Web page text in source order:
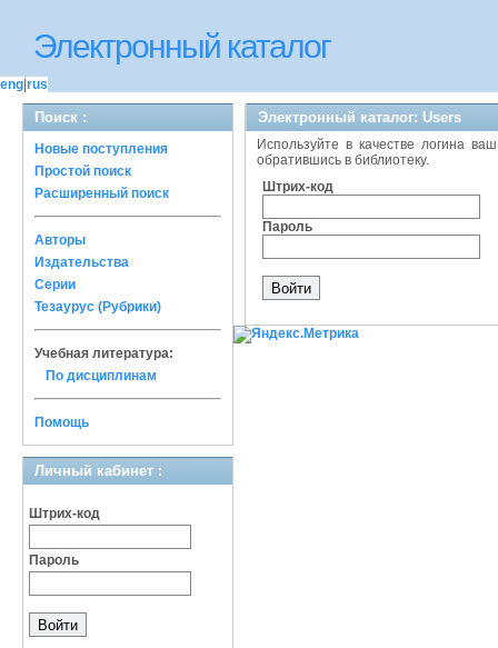
Электронный каталог
eng rus
Поиск :
Новые поступления
Простой поиск
Расширенный поиск
Авторы
Издательства
Серии
Тезаурус (Рубрики)
Учебная литература:
По дисциплинам
Помощь
Личный кабинет :
Штрих-код
Пароль
Электронный каталог: Users
Используйте в качестве логина
обратившись в библиотеку.
Штрих-код
Пароль